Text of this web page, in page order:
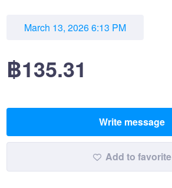
March 13, 2026 6:13 PM
฿135.31
Write message
Add to favorite